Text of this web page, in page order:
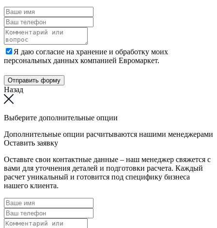
Я даю согласие на хранение и обработку моих
персональных данных компанией Евромаркет.
Отправить форму
Назад
Выберите дополнительные опции
Дополнительные опции расчитываются нашими менеджерами
Оставить заявку
Оставьте свои контактные данные – наш менеджер свяжется с
вами для уточнения деталей и подготовки расчета. Каждый
расчет уникальный и готовится под специфику бизнеса
нашего клиента.